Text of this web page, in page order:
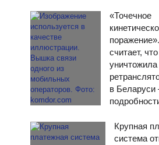
«Точечное
считает,
уничтожила
в
Крупная
система